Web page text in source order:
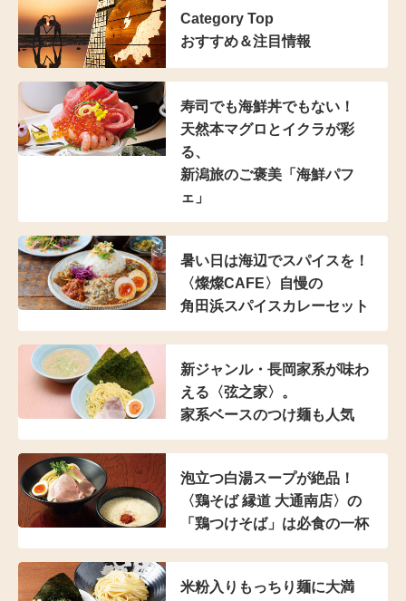
Category Top
おすすめ＆注目情報
寿司でも海鮮丼でもない！
天然本マグロとイクラが彩
る、
新潟旅のご褒美「海鮮パフ
ェ」
暑い日は海辺でスパイスを！
〈燦燦CAFE〉自慢の
角田浜スパイスカレーセット
新ジャンル・長岡家系が味わ
える〈弦之家〉。
家系ベースのつけ麺も人気
泡立つ白湯スープが絶品！
〈鶏そば 縁道 大通南店〉の
「鶏つけそば」は必食の一杯
米粉入り もっちり麺に大満